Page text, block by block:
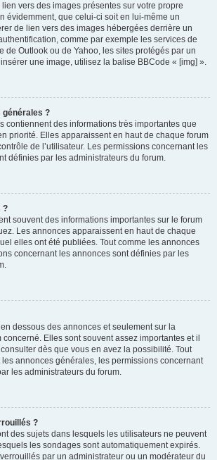
vers des images présentes sur votre propre
évidemment, que celui-ci soit en lui-même un
de lien vers des images hébergées derrière un
comme par exemple les services de
de Outlook ou de Yahoo, les sites protégés par un
une image, utilisez la balise BBCode « [img] ».
générales ?
contiennent des informations très importantes que
priorité. Elles apparaissent en haut de chaque forum
de l’utilisateur. Les permissions concernant les
définies par les administrateurs du forum.
?
souvent des informations importantes sur le forum
Les annonces apparaissent en haut de chaque
elles ont été publiées. Tout comme les annonces
concernant les annonces sont définies par les
dessous des annonces et seulement sur la
Elles sont souvent assez importantes et il
dès que vous en avez la possibilité. Tout
annonces générales, les permissions concernant
les administrateurs du forum.
?
des sujets dans lesquels les utilisateurs ne peuvent
les sondages sont automatiquement expirés.
par un administrateur ou un modérateur du